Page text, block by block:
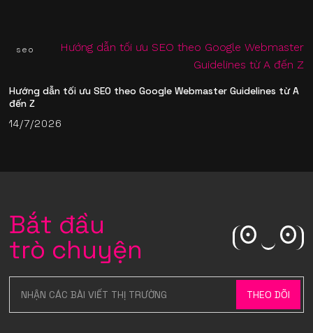
seo
Hướng dẫn tối ưu SEO theo Google Webmaster Guidelines từ A
đến Z
14/7/2026
Bắt đầu
trò chuyện